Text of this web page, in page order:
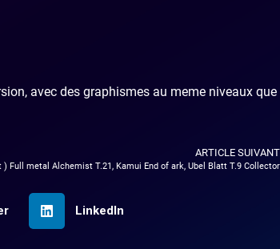
avec des graphismes au meme niveaux que
ARTICLE SUIVANT
) Full metal Alchemist T.21, Kamui End of ark, Ubel Blatt T.9 Collector
LinkedIn